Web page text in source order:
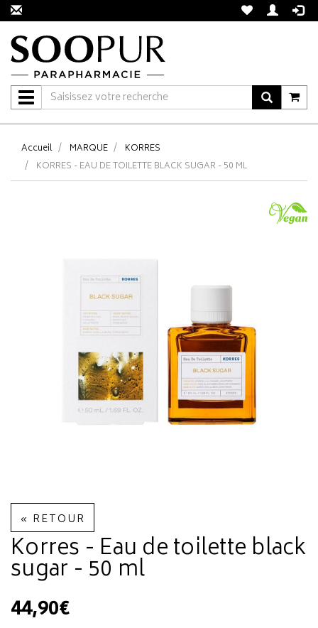
Navigation
Accueil MARQUE
KORRES
KORRES - EAU DE TOILETTE BLACK SUGAR - 50 ML
« RETOUR
Korres - Eau de toilette black
sugar - 50 ml
44,90€